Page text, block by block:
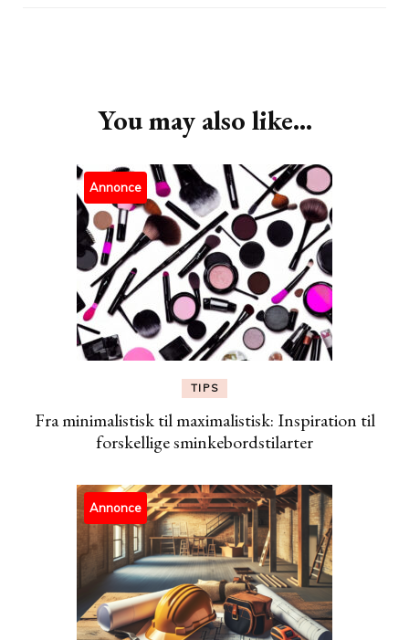
You may also like...
Annonce
TIPS
Fra minimalistisk til maximalistisk: Inspiration til
forskellige sminkebordstilarter
Annonce